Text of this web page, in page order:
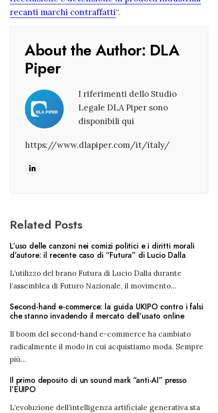
recanti marchi contraffatti“.
About the Author: DLA
Piper
I riferimenti dello Studio
Legale DLA Piper sono
disponibili qui
https://www.dlapiper.com/it/italy/
Related Posts
L’uso delle canzoni nei comizi politici e i diritti morali
d’autore: il recente caso di “Futura” di Lucio Dalla
L’utilizzo del brano Futura di Lucio Dalla durante
l’assemblea di Futuro Nazionale, il movimento...
Second-hand e-commerce: la guida UKIPO contro i falsi
che stanno invadendo il mercato dell’usato online
Il boom del second-hand e-commerce ha cambiato
radicalmente il modo in cui acquistiamo moda. Sempre
più...
Il primo deposito di un sound mark “anti-AI” presso
l’EUIPO
L’evoluzione dell’intelligenza artificiale generativa sta